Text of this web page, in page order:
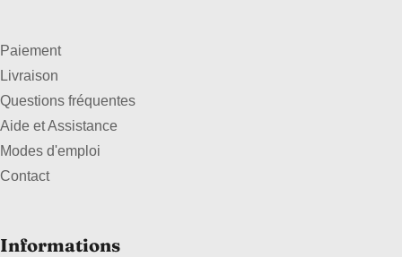
Paiement
Livraison
Questions fréquentes
Aide et Assistance
Modes d'emploi
Contact
Informations